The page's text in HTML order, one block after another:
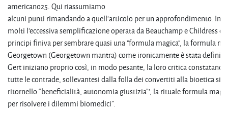
americano25. Qui riassumiamo
alcuni punti rimandando a quell'articolo per un approfondimento.
molti l'eccessiva semplificazione operata da Beauchamp e Childress
principi finiva per sembrare quasi una "formula magica", la formula
Georgetown (Georgetown mantra) come ironicamente è stata
Gert iniziano proprio così, in modo pesante, la loro critica
tutte le contrade, sollevantesi dalla folla dei convertiti alla bioetica si
ritornello “beneficialità, autonomia giustizia”', la rituale formula
per risolvere i dilemmi biomedici”.